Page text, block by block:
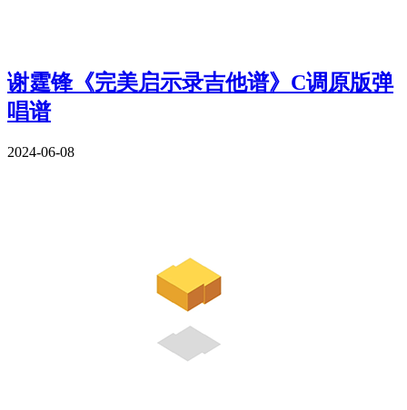
谢霆锋《完美启示录吉他谱》C调原版弹
唱谱
2024-06-08